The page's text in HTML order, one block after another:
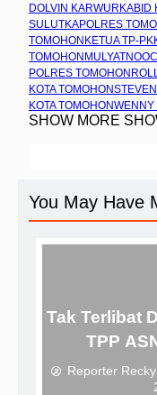
DOLVIN KARWUR KABID
SULUTKAPOLRES
TOMOHON KETUA TP-
TOMOHON MULYATNO
POLRES TOMOHON
KOTA TOMOHON
KOTA TOMOHONWENNY
SHOW MORE
You May Have
Tak Terlibat
TPP
Reporter